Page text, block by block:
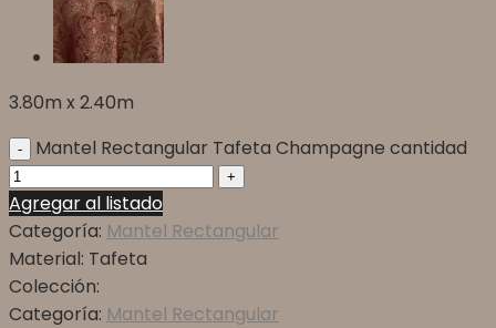
3.80m x 2.40m
Mantel Rectangular Tafeta Champagne cantidad
Agregar al listado
Categoría: Mantel Rectangular
Material: Tafeta
Colección:
Categoría: Mantel Rectangular